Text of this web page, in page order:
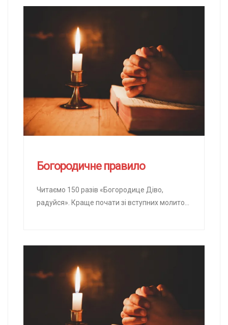
Богородичне правило
Читаємо 150 разів «Богородице Діво,
радуйся». Краще почати зі вступних молитов.